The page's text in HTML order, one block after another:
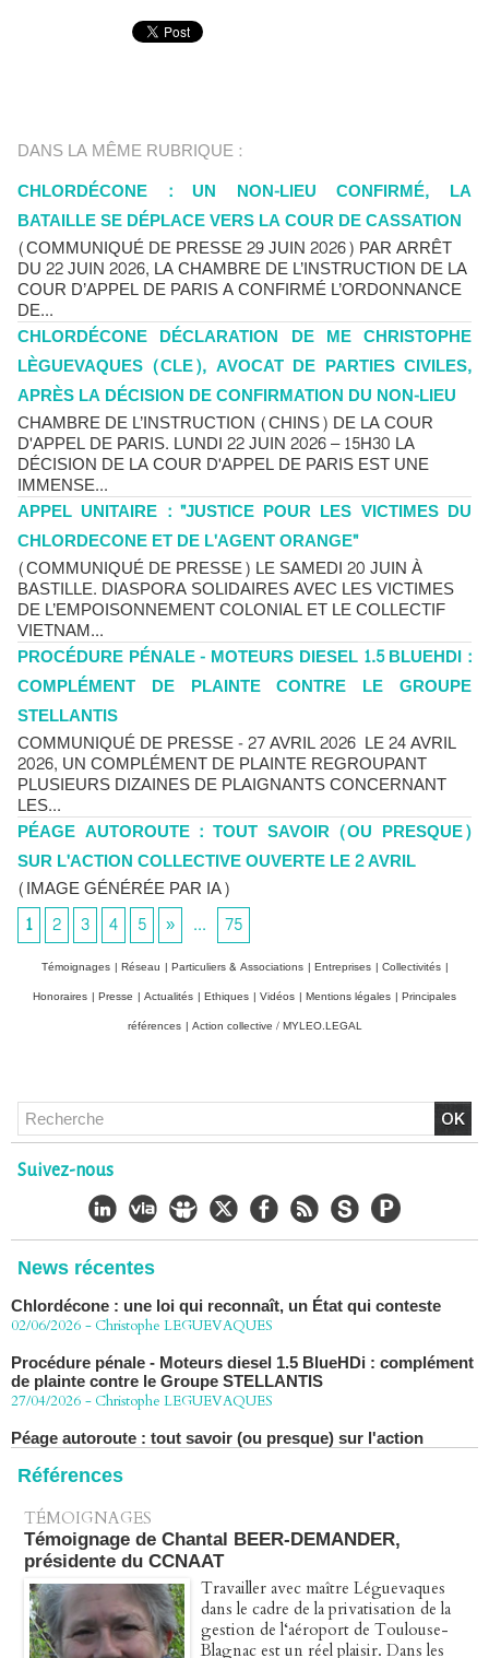
DANS LA MÊME RUBRIQUE :
CHLORDÉCONE : UN NON-LIEU CONFIRMÉ, LA
BATAILLE SE DÉPLACE VERS LA COUR DE CASSATION
(COMMUNIQUÉ DE PRESSE 29 JUIN 2026) PAR ARRÊT
DU 22 JUIN 2026, LA CHAMBRE DE L’INSTRUCTION DE LA
COUR D’APPEL DE PARIS A CONFIRMÉ L’ORDONNANCE
DE...
CHLORDÉCONE DÉCLARATION DE ME CHRISTOPHE
LÈGUEVAQUES (CLE), AVOCAT DE PARTIES CIVILES,
APRÈS LA DÉCISION DE CONFIRMATION DU NON-LIEU
CHAMBRE DE L’INSTRUCTION (CHINS) DE LA COUR
D'APPEL DE PARIS. LUNDI 22 JUIN 2026 – 15H30 LA
DÉCISION DE LA COUR D'APPEL DE PARIS EST UNE
IMMENSE...
APPEL UNITAIRE : "JUSTICE POUR LES VICTIMES DU
CHLORDECONE ET DE L'AGENT ORANGE"
(COMMUNIQUÉ DE PRESSE) LE SAMEDI 20 JUIN À
BASTILLE. DIASPORA SOLIDAIRES AVEC LES VICTIMES
DE L’EMPOISONNEMENT COLONIAL ET LE COLLECTIF
VIETNAM...
PROCÉDURE PÉNALE - MOTEURS DIESEL 1.5 BLUEHDI :
COMPLÉMENT DE PLAINTE CONTRE LE GROUPE
STELLANTIS
COMMUNIQUÉ DE PRESSE - 27 AVRIL 2026 LE 24 AVRIL
2026, UN COMPLÉMENT DE PLAINTE REGROUPANT
PLUSIEURS DIZAINES DE PLAIGNANTS CONCERNANT
LES...
PÉAGE AUTOROUTE : TOUT SAVOIR (OU PRESQUE)
SUR L'ACTION COLLECTIVE OUVERTE LE 2 AVRIL
(IMAGE GÉNÉRÉE PAR IA)
1
2 3 4 5 » ... 75
Témoignages | Réseau | Particuliers & Associations | Entreprises | Collectivités |
Honoraires | Presse | Actualités | Ethiques | Vidéos | Mentions légales | Principales
références | Action collective / MYLEO.LEGAL
Suivez-nous
News récentes
Chlordécone : un non-lieu confirmé, la bataille se déplace
vers la Cour de cassation
30/06/2026 -Christophe LEGUEVAQUES
LÈGUEVAQUES (CLE), avocat de parties civiles, après la
décision de confirmation du non-lieu
22/06/2026 -Christophe LEGUEVAQUES
Chlordécone : une loi qui reconnaît, un État qui conteste
02/06/2026 Christophe LEGUEVAQUES
Procédure pénale - Moteurs diesel 1.5 BlueHDi : complément
de plainte contre le Groupe STELLANTIS
27/04/2026 - Christophe LEGUEVAQUES
Péage autoroute : tout savoir (ou presque) sur l'action
collective ouverte le 2 avril
07/04/2026 -Christophe LEGUEVAQUES
Références
TÉMOIGNAGES
Témoignage de Chantal BEER-DEMANDER,
présidente du CCNAAT
Travailler avec maître Léguevaques
dans le cadre de la privatisation de la
gestion de l‘aéroport de Toulouse-
Blagnac est un réel plaisir. Dans les